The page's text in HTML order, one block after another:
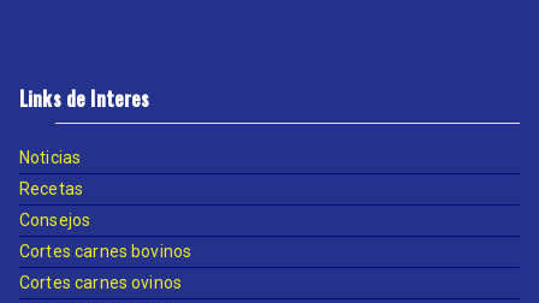
Links de Interes
Noticias
Recetas
Consejos
Cortes carnes bovinos
Cortes carnes ovinos